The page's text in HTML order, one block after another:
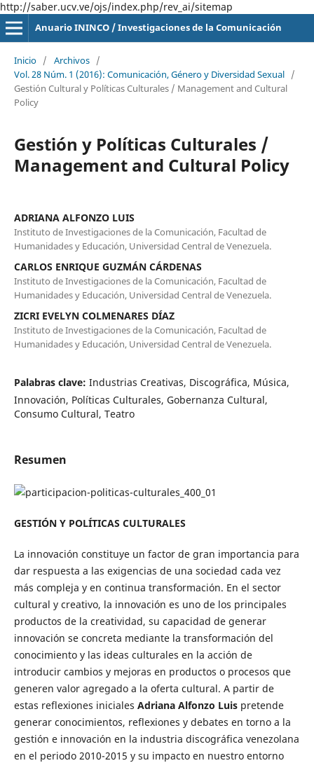
http://saber.ucv.ve/ojs/index.php/rev_ai/sitemap
Anuario ININCO / Investigaciones de la Comunicación
Inicio / Archivos /
Vol. 28 Núm. 1 (2016): Comunicación, Género y Diversidad Sexual /
Gestión Cultural y Políticas Culturales / Management and Cultural
Policy
Gestión y Políticas Culturales /
Management and Cultural Policy
ADRIANA ALFONZO LUIS
Instituto de Investigaciones de la Comunicación, Facultad de
Humanidades y Educación, Universidad Central de Venezuela.
CARLOS ENRIQUE GUZMÁN CÁRDENAS
Instituto de Investigaciones de la Comunicación, Facultad de
Humanidades y Educación, Universidad Central de Venezuela.
ZICRI EVELYN COLMENARES DÍAZ
Instituto de Investigaciones de la Comunicación, Facultad de
Humanidades y Educación, Universidad Central de Venezuela.
Palabras clave: Industrias Creativas, Discográfica, Música,
Innovación, Políticas Culturales, Gobernanza Cultural,
Consumo Cultural, Teatro
Resumen
GESTIÓN Y POLÍTICAS CULTURALES
La innovación constituye un factor de gran importancia para
dar respuesta a las exigencias de una sociedad cada vez
más compleja y en continua transformación. En el sector
cultural y creativo, la innovación es uno de los principales
productos de la creatividad, su capacidad de generar
innovación se concreta mediante la transformación del
conocimiento y las ideas culturales en la acción de
introducir cambios y mejoras en productos o procesos que
generen valor agregado a la oferta cultural. A partir de
estas reflexiones iniciales Adriana Alfonzo Luispretende
generar conocimientos, reflexiones y debates en torno a la
gestión e innovación en la industria discográfica venezolana
en el periodo 2010-2015 y su impacto en nuestro entorno